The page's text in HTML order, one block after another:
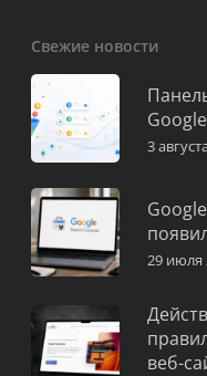
Свежие новости
3
29 июля
веб-